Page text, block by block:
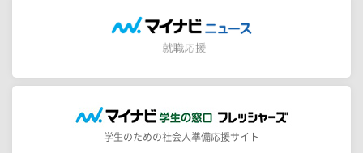
学生のための社会人準備応援サイト